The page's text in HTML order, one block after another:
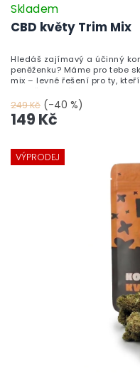
CBD květy Trim Mix
Skladem
249 Kč (-40 %)
149 Kč
Hledáš zajímavý a účinný
peněženku? Máme pro tebe
mix – levné řešení pro ty,
zbytečného přepychu.
VÝPRODEJ